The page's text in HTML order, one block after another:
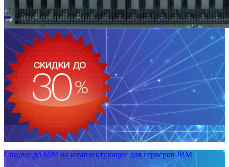
Скидки до 65% на комплектующие для серверов IBM